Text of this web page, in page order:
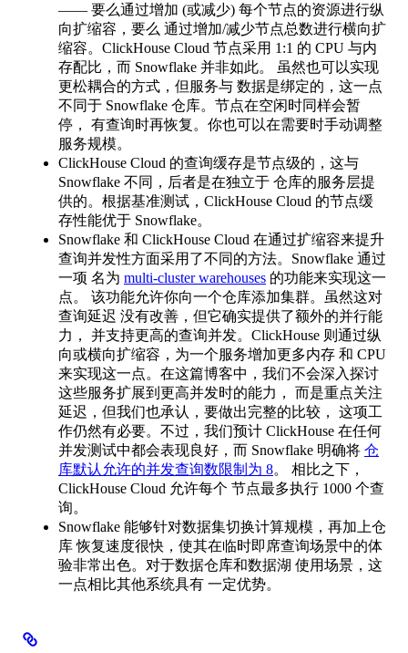
—— 要么通过增加 (或减少) 每个节点的资源进行纵
向扩缩容，要么 通过增加/减少节点总数进行横向扩
缩容。ClickHouse Cloud 节点采用 1:1 的 CPU 与内
存配比，而 Snowflake 并非如此。 虽然也可以实现
更松耦合的方式，但服务与 数据是绑定的，这一点
不同于 Snowflake 仓库。节点在空闲时同样会暂
停， 有查询时再恢复。你也可以在需要时手动调整
服务规模。
ClickHouse Cloud 的查询缓存是节点级的，这与
Snowflake 不同，后者是在独立于 仓库的服务层提
供的。根据基准测试，ClickHouse Cloud 的节点缓
存性能优于 Snowflake。
Snowflake 和 ClickHouse Cloud 在通过扩缩容来提升
查询并发性方面采用了不同的方法。Snowflake 通过
一项 名为 multi-cluster warehouses 的功能来实现这一
点。 该功能允许你向一个仓库添加集群。虽然这对
查询延迟 没有改善，但它确实提供了额外的并行能
力， 并支持更高的查询并发。ClickHouse 则通过纵
向或横向扩缩容，为一个服务增加更多内存 和 CPU
来实现这一点。在这篇博客中，我们不会深入探讨
这些服务扩展到更高并发时的能力， 而是重点关注
延迟，但我们也承认，要做出完整的比较， 这项工
作仍然有必要。不过，我们预计 ClickHouse 在任何
并发测试中都会表现良好，而 Snowflake 明确将 仓
库默认允许的并发查询数限制为 8。 相比之下，
ClickHouse Cloud 允许每个 节点最多执行 1000 个查
询。
Snowflake 能够针对数据集切换计算规模，再加上仓
库 恢复速度很快，使其在临时即席查询场景中的体
验非常出色。对于数据仓库和数据湖 使用场景，这
一点相比其他系统具有 一定优势。